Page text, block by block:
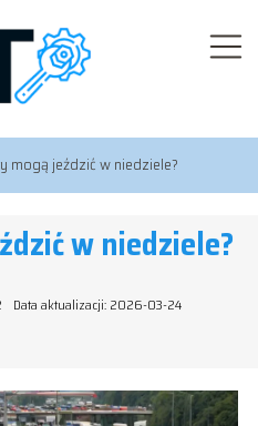
mogą jeździć w niedziele?
w niedziele?
Data aktualizacji: 2026-03-24